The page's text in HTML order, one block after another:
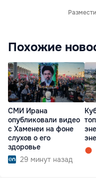
Похожие
СМИ Ирана
опубликовали видео
с Хаменеи на фоне
слухов о его
здоровье
29 минут назад